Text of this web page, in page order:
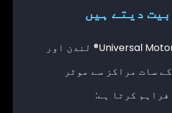
دیتے ہیں
Universal Motorcycle Training® لندن اور
سات مراکز سے موٹر
کرتا ہے: